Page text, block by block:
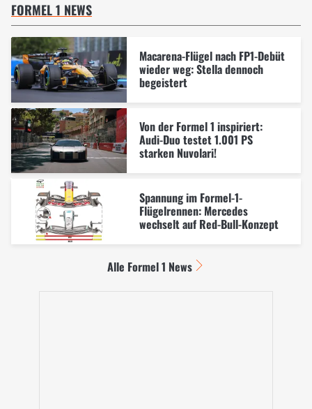
FORMEL 1 NEWS
Macarena-Flügel nach FP1-Debüt
wieder weg: Stella dennoch
begeistert
Von der Formel 1 inspiriert:
Audi-Duo testet 1.001 PS
starken Nuvolari!
Spannung im Formel-1-
Flügelrennen: Mercedes
wechselt auf Red-Bull-Konzept
Alle Formel 1 News